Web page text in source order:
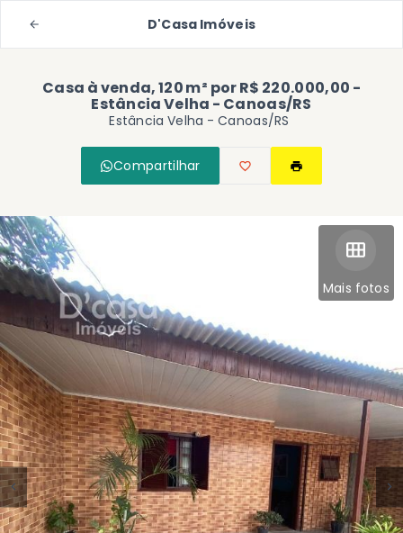
D'Casa Imóveis
Casa à venda, 120 m² por R$ 220.000,00 -
Estância Velha - Canoas/RS
Estância Velha - Canoas/RS
Compartilhar
Mais fotos